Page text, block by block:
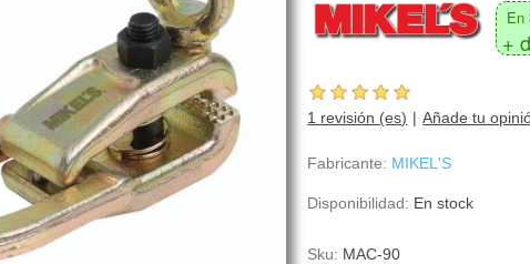
En
+
1 revisión (es) Añade tu
Fabricante: MIKEL'S
Disponibilidad: En stock
Sku: MAC-90